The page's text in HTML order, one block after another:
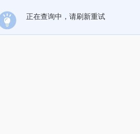
正在查询中，请刷新重试